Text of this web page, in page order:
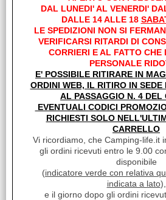
LUMINOSO
20MM
€ 5,37 Sconto 33%
€3,60
Iva inclusa
DAL LUNEDI' AL VENERDI'
DALLE 14 ALLE 18
LE SPEDIZIONI NON SI
VERIFICARSI RITARDI DI
CORRIERI E AL FATTO CHE
PERSONALE
E' POSSIBILE RITIRARE IN
ORDINI WEB, IL RITIRO IN
AL PASSAGGIO N. 4 DEL
EVENTUALI CODICI
RICHIESTI SOLO
CARRELLO
Vi ricordiamo, che Camping-life.it
gli ordini ricevuti entro le 9.00
disponibile
(indicatore verde con relativa
indicata a lato),
e il giorno dopo gli ordini